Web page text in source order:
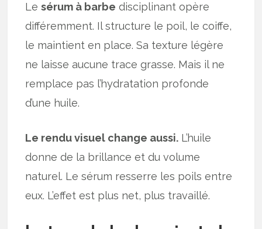
Lesérum à barbe disciplinant opère
différemment. Il structure le poil, le coiffe,
le maintient en place. Sa texture légère
ne laisse aucune trace grasse. Mais il ne
remplace pas l’hydratation profonde
d’une huile.
Le rendu visuel change aussi. L’huile
donne de la brillance et du volume
naturel. Le sérum resserre les poils entre
eux. L’effet est plus net, plus travaillé.